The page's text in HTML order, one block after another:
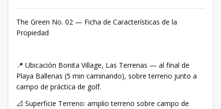
The Green No. 02 — Ficha de Características de la
Propiedad
📍 Ubicación Bonita Village, Las Terrenas — al final de
Playa Ballenas (5 min caminando), sobre terreno junto a
campo de práctica de golf.
📐 Superficie Terreno: amplio terreno sobre campo de